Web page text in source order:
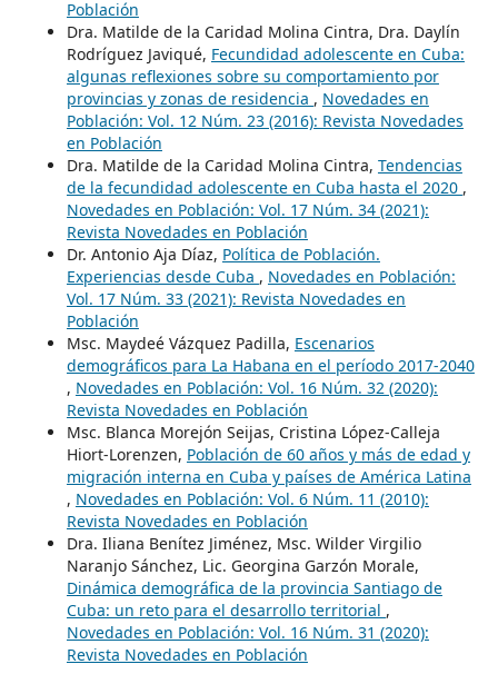
Población
Dra. Matilde de la Caridad Molina Cintra, Dra. Daylín
Rodríguez Javiqué, Fecundidad adolescente en Cuba:
algunas reflexiones sobre su comportamiento por
provincias y zonas de residencia , Novedades en
Población: Vol. 12 Núm. 23 (2016): Revista Novedades
en Población
Dra. Matilde de la Caridad Molina Cintra, Tendencias
de la fecundidad adolescente en Cuba hasta el 2020 ,
Novedades en Población: Vol. 17 Núm. 34 (2021):
Revista Novedades en Población
Dr. Antonio Aja Díaz, Política de Población.
Experiencias desde Cuba , Novedades en Población:
Vol. 17 Núm. 33 (2021): Revista Novedades en
Población
Msc. Maydeé Vázquez Padilla, Escenarios
demográficos para La Habana en el período 2017-2040
, Novedades en Población: Vol. 16 Núm. 32 (2020):
Revista Novedades en Población
Msc. Blanca Morejón Seijas, Cristina López-Calleja
Hiort-Lorenzen, Población de 60 años y más de edad y
migración interna en Cuba y países de América Latina
, Novedades en Población: Vol. 6 Núm. 11 (2010):
Revista Novedades en Población
Dra. Iliana Benítez Jiménez, Msc. Wilder Virgilio
Naranjo Sánchez, Lic. Georgina Garzón Morale,
Dinámica demográfica de la provincia Santiago de
Cuba: un reto para el desarrollo territorial ,
Novedades en Población: Vol. 16 Núm. 31 (2020):
Revista Novedades en Población